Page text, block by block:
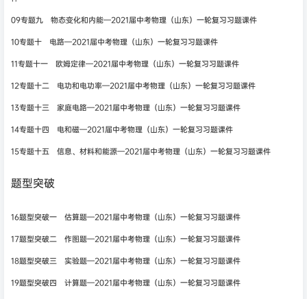
09专题九 物态变化和内能—2021届中考物理（山东）一轮复习习题课件
10专题十 电路—2021届中考物理（山东）一轮复习习题课件
11专题十一 欧姆定律—2021届中考物理（山东）一轮复习习题课件
12专题十二 电功和电功率—2021届中考物理（山东）一轮复习习题课件
13专题十三 家庭电路—2021届中考物理（山东）一轮复习习题课件
14专题十四 电和磁—2021届中考物理（山东）一轮复习习题课件
15专题十五 信息、材料和能源—2021届中考物理（山东）一轮复习习题课件
题型突破
16题型突破一 估算题—2021届中考物理（山东）一轮复习习题课件
17题型突破二 作图题—2021届中考物理（山东）一轮复习习题课件
18题型突破三 实验题—2021届中考物理（山东）一轮复习习题课件
19题型突破四 计算题—2021届中考物理（山东）一轮复习习题课件